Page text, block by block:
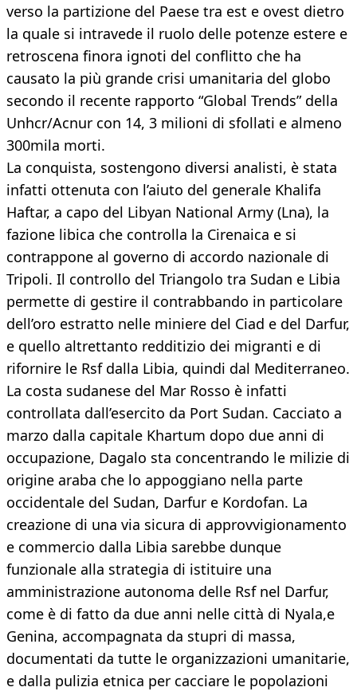
verso la partizione del Paese tra est e ovest dietro
la quale si intravede il ruolo delle potenze estere e
retroscena finora ignoti del conflitto che ha
causato la più grande crisi umanitaria del globo
secondo il recente rapporto “Global Trends” della
Unhcr/Acnur con 14, 3 milioni di sfollati e almeno
300mila morti.
La conquista, sostengono diversi analisti, è stata
infatti ottenuta con l’aiuto del generale Khalifa
Haftar, a capo del Libyan National Army (Lna), la
fazione libica che controlla la Cirenaica e si
contrappone al governo di accordo nazionale di
Tripoli. Il controllo del Triangolo tra Sudan e Libia
permette di gestire il contrabbando in particolare
dell’oro estratto nelle miniere del Ciad e del Darfur,
e quello altrettanto redditizio dei migranti e di
rifornire le Rsf dalla Libia, quindi dal Mediterraneo.
La costa sudanese del Mar Rosso è infatti
controllata dall’esercito da Port Sudan. Cacciato a
marzo dalla capitale Khartum dopo due anni di
occupazione, Dagalo sta concentrando le milizie di
origine araba che lo appoggiano nella parte
occidentale del Sudan, Darfur e Kordofan. La
creazione di una via sicura di approvvigionamento
e commercio dalla Libia sarebbe dunque
funzionale alla strategia di istituire una
amministrazione autonoma delle Rsf nel Darfur,
come è di fatto da due anni nelle città di Nyala,e
Genina, accompagnata da stupri di massa,
documentati da tutte le organizzazioni umanitarie,
e dalla pulizia etnica per cacciare le popolazioni